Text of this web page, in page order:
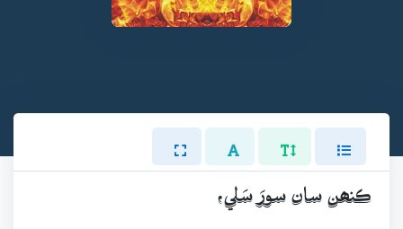
ڪنھن سان سورَ سَلي،